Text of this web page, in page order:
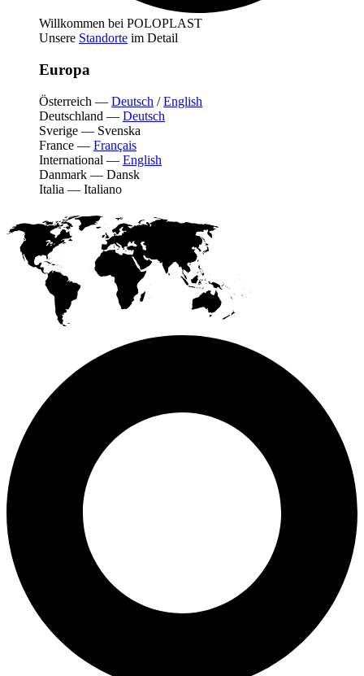
Willkommen bei POLOPLAST
Unsere Standorte im Detail
Europa
Österreich — Deutsch /English
Deutschland — Deutsch
Sverige — Svenska
France — Français
International — English
Danmark — Dansk
Italia — Italiano